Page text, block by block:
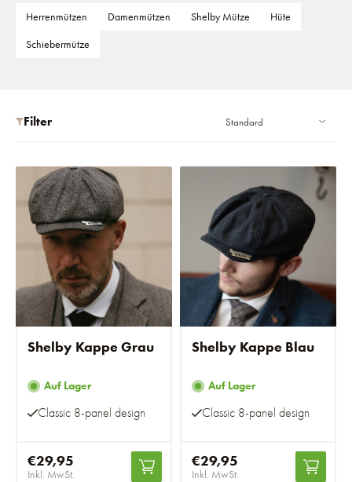
Herrenmützen Damenmützen Shelby Mütze Hüte
Schiebermütze
Filter
Shelby Kappe Grau
Auf Lager
Classic 8-panel design
€29,95
Inkl. MwSt.
Shelby Kappe Blau
Auf Lager
Classic 8-panel design
€29,95
Inkl. MwSt.